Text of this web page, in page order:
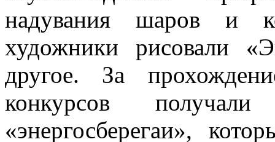
надувания шаров и
художники рисовали
другое. За
конкурсов
«энергосберегаи»,